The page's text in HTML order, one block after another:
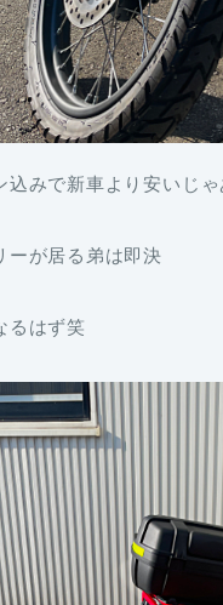
みで新車より安いじゃ
ーが居る弟は即決
るはず笑